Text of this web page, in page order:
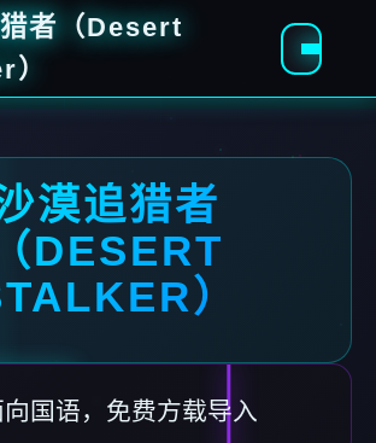
者（Desert
漠追猎者
（DESERT
）
国语，免费方载导入